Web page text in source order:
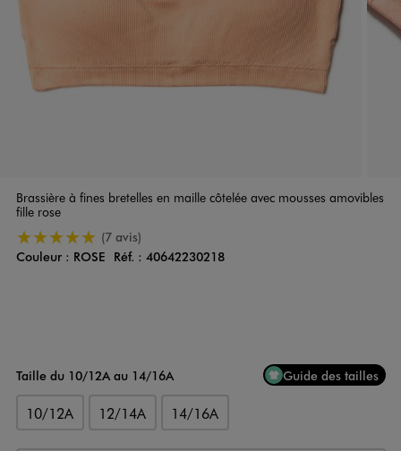
Brassière à fines bretelles en maille côtelée avec mousses amovibles
fille rose
5/5 de moyenne(7 avis)
Couleur
Couleur : ROSE Réf. : 40642230218
Taille du 10/12A au 14/16A Guide des tailles
10/12A 12/14A 14/16A